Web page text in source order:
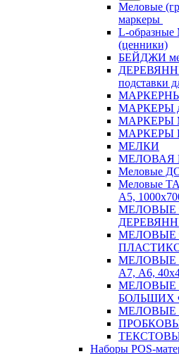
Меловые
маркеры
L-
(ценники)
БЕЙДЖИ
подставки
МАРКЕРЫ
МАРКЕРЫ
МАРКЕРЫ
МЕЛКИ
МЕЛОВАЯ
Меловые
Меловые
А5,
МЕЛОВЫЕ
МЕЛОВЫЕ
МЕЛОВЫЕ
А7, А6,
МЕЛОВЫЕ
БОЛЬШИХ
МЕЛОВЫЕ
Наборы POS-